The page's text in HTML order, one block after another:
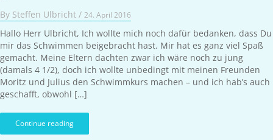
LOGIN
KONTAKT
By Steffen Ulbricht / 24. April 2016
Hallo Herr Ulbricht, Ich wollte mich noch dafür bedanken, dass Du
mir das Schwimmen beigebracht hast. Mir hat es ganz viel Spaß
gemacht. Meine Eltern dachten zwar ich wäre noch zu jung
(damals 4 1/2), doch ich wollte unbedingt mit meinen Freunden
Moritz und Julius den Schwimmkurs machen – und ich hab’s auch
geschafft, obwohl […]
Continue reading